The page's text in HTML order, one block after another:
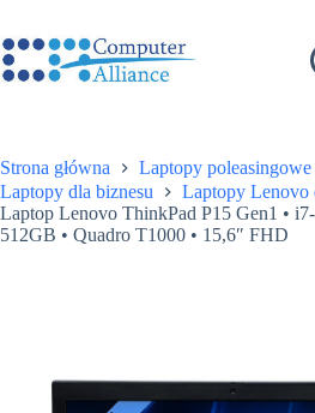
treści
Strona główna
Laptopy poleasingowe
Laptopy dla biznesu
Laptopy Lenovo
Laptop Lenovo ThinkPad P15 Gen1 •
512GB • Quadro T1000 • 15,6″ FHD